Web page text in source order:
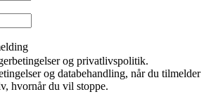
og privatlivspolitik.
og databehandling, når du tilmelder
hvornår du vil stoppe.